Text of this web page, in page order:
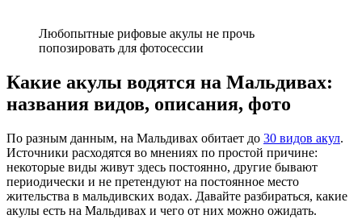
Любопытные рифовые акулы не прочь
попозировать для фотосессии
Какие акулы водятся на Мальдивах:
названия видов, описания, фото
По разным данным, на Мальдивах обитает до 30 видов акул.
Источники расходятся во мнениях по простой причине:
некоторые виды живут здесь постоянно, другие бывают
периодически и не претендуют на постоянное место
жительства в мальдивских водах. Давайте разбираться, какие
акулы есть на Мальдивах и чего от них можно ожидать.